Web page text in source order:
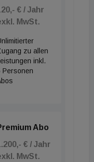
Das entspricht
Dennoch geben
langjährigen
Zwischen 2016
bei über
pro Jahr.
Betriebsflächen.
harten Krise
€ / Jahr
MwSt.
zu allen
inkl.
Personen
Abo
€ / Jahr
MwSt.